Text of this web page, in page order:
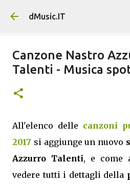
Passa ai
dMusic.IT
Canzone Nastro
Talenti - Musica
All'elenco delle canzoni
2017 si aggiunge un nuovo
Azzurro Talenti, e come
vedere tutti i dettagli della